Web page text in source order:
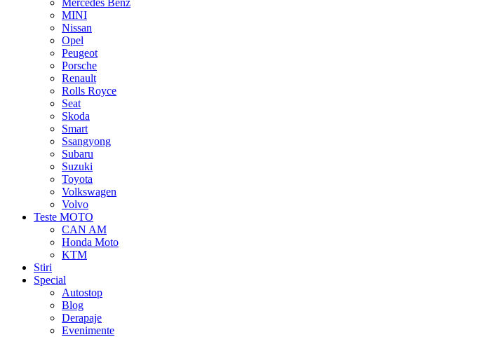
Mercedes Benz
MINI
Nissan
Opel
Peugeot
Porsche
Renault
Rolls Royce
Seat
Skoda
Smart
Ssangyong
Subaru
Suzuki
Toyota
Volkswagen
Volvo
Teste MOTO
CAN AM
Honda Moto
KTM
Stiri
Special
Autostop
Blog
Derapaje
Evenimente